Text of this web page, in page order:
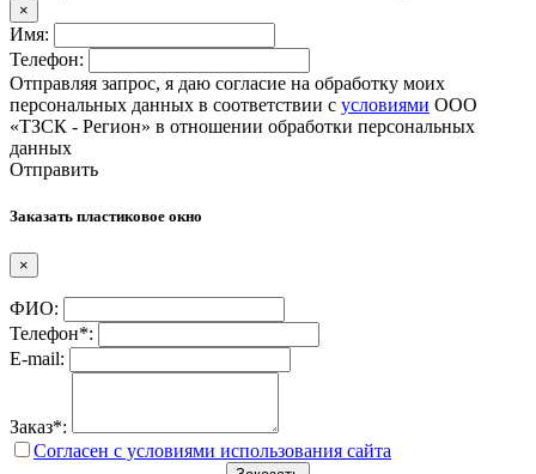
×
Имя:
Телефон:
Отправляя запрос, я даю согласие на обработку моих
персональных данных в соответствии с условиями ООО
«ТЗСК - Регион» в отношении обработки персональных
данных
Отправить
Заказать пластиковое окно
×
ФИО:
Телефон*:
E-mail:
Заказ*:
Согласен с условиями использования сайта